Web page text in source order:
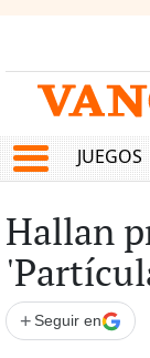
JUEGOS
Hallan
+ Seguir en